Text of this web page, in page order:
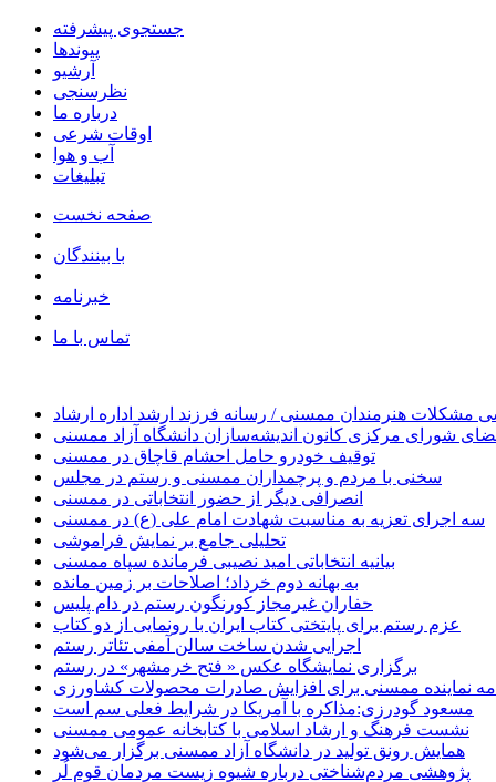
جستجوی پیشرفته
پیوندها
آرشیو
نظرسنجی
درباره ما
اوقات شرعی
آب و هوا
تبلیغات
صفحه نخست
با بینندگان
خبرنامه
تماس با ما
مشکلات هنرمندان ممسنی / رسانه فرزند ارشد اداره ارشاد
شورای مرکزی کانون اندیشه‌سازان دانشگاه آزاد ممسنی
توقیف خودرو حامل احشام قاچاق در ممسنی
سخنی با مردم و پرچمداران ممسنی و رستم در مجلس
انصرافی دیگر از حضور انتخاباتی در ممسنی
سه اجرای تعزیه به مناسبت شهادت امام علی (ع) در ممسنی
تحلیلی جامع بر نمایش فراموشی
بیانیه انتخاباتی امید نصیبی فرمانده سپاه ممسنی
به بهانه دوم خرداد؛ اصلاحات بر زمین مانده
حفاران غیرمجاز کورنگون رستم در دام پلیس
عزم رستم برای پایتختی کتاب ایران با رونمایی از دو کتاب
اجرایی شدن ساخت سالن آمفی تئاتر رستم
برگزاری نمایشگاه عکس « فتح خرمشهر» در رستم
نماینده ممسنی برای افزایش صادرات محصولات کشاورزی
مسعود گودرزی:مذاکره با آمریکا در شرایط فعلی سم است
نشست فرهنگ و ارشاد اسلامی با کتابخانه عمومی ممسنی
همایش رونق تولید در دانشگاه آزاد ممسنی برگزار می‌شود
پژوهشی مردم‌شناختی درباره شیوه زیست مردمان قوم لُر